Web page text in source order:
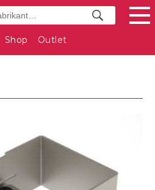
Shop Outlet